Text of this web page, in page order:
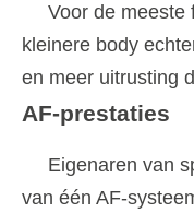
Voor de meeste
kleinere body
en meer uitrusting
AF-prestaties
Eigenaren van
van één AF-